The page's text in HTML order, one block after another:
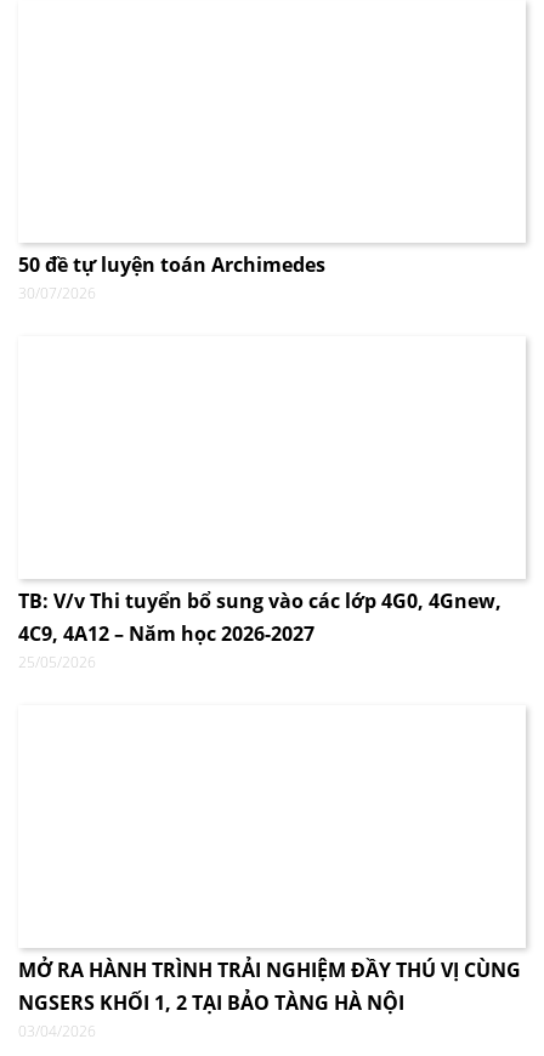
50 đề tự luyện toán Archimedes
30/07/2026
TB: V/v Thi tuyển bổ sung vào các lớp 4G0, 4Gnew,
4C9, 4A12 – Năm học 2026-2027
25/05/2026
MỞ RA HÀNH TRÌNH TRẢI NGHIỆM ĐẦY THÚ VỊ CÙNG
NGSERS KHỐI 1, 2 TẠI BẢO TÀNG HÀ NỘI
03/04/2026